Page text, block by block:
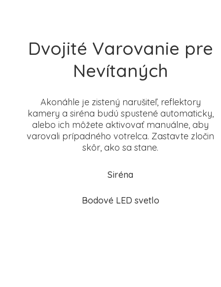
Dvojité Varovanie pre
Nevítaných
Akonáhle je zistený narušiteľ, reflektory
kamery a siréna budú spustené automaticky,
alebo ich môžete aktivovať manuálne, aby
varovali prípadného votrelca. Zastavte zločin
skôr, ako sa stane.
Siréna
Bodové LED svetlo